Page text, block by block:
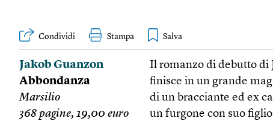
Condividi Stampa
Jakob Guanzon
Abbondanza
Marsilio
368 pagine, 19,00 euro
Il romanzo di debutto di
finisce in un grande
di un bracciante ed ex
un furgone con suo